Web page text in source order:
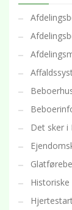
Det sker i
Historiske